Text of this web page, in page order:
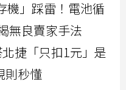
機」踩雷！電池循
無良賣家手法
捷「只扣1元」是
則秒懂